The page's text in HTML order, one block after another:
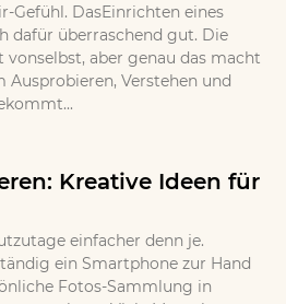
Gefühl. DasEinrichten eines
dafür überraschend gut. Die
aber genau das macht
Ausprobieren, Verstehen und
Kreative Ideen für
einfacher denn je.
ein Smartphone zur Hand
Fotos-Sammlung in